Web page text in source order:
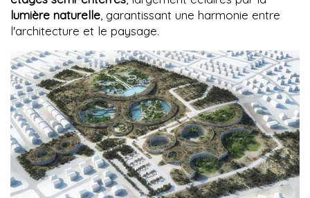
lumière naturelle, garantissant une harmonie entre
l'architecture et le paysage.